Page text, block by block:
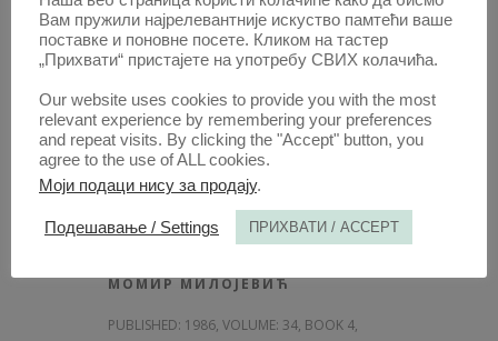
PAGE(S) 375 - 380, TOTAL 6
OPEN CIR
CONTRIBUTION /
ДРУГО ЗАСЕДАЊЕ
КОМИТЕТА ЗА ПРИМЕНУ
ЉУДСКИХ ПРАВА
МОМИР МИЛОЈЕВИЋ
PUBLISHED: 1986, VOLUME: 34, BOOK 4,
Вам пружили најрелевантније искуство памтећи ваше
поставке и поновне посете. Кликом на тастер
„Прихвати“ пристајете на употребу СВИХ колачића.
Our website uses cookies to provide you with the most
relevant experience by remembering your preferences
and repeat visits. By clicking the "Accept" button, you
agree to the use of ALL cookies.
Моји подаци нису за продају.
Подешавање / Settings ПРИХВАТИ / ACCEPT